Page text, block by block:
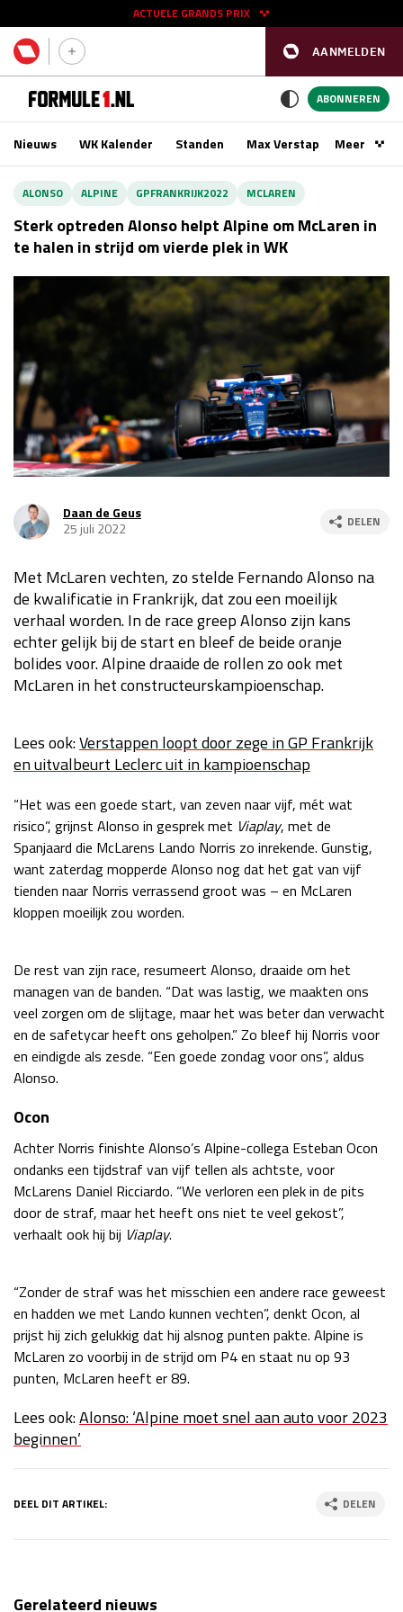
AANMELDEN
ACTUELE GRANDS PRIX
11 - 13 sep
Race
zo 15:00 - 17:00
GP AZERBEIDZJAN 2026 24 - 26 sep
Kwalificatie
vr 14:00 - 15:00
Race
za 13:00 - 15:00
Kwalificatie
za 15:00 - 16:00
Race
zo 14:00 - 16:00
Kwalificatie
za 23:00 - 00:00
Race
zo 21:00 - 23:00
Kwalificatie
za 22:00 - 23:00
Race
zo 21:00 - 23:00
Kwalificatie
za 19:00 - 20:00
Race
zo 18:00 - 20:00
20 - 22 nov
Kwalificatie
za 05:00 - 06:00
Race
zo 05:00 - 07:00
Race
GP ABU DHABI 2026 04 - 06 dec
ABONNEREN
Nieuws WK Kalender Standen Max VerstappenMeer
ALONSO ALPINE GPFRANKRIJK2022 MCLAREN
Sterk optreden Alonso helpt Alpine om McLaren in
te halen in strijd om vierde plek in WK
Daan de Geus
25 juli 2022
DELEN
Met McLaren vechten, zo stelde Fernando Alonso na
de kwalificatie in Frankrijk, dat zou een moeilijk
verhaal worden. In de race greep Alonso zijn kans
echter gelijk bij de start en bleef de beide oranje
bolides voor. Alpine draaide de rollen zo ook met
McLaren in het constructeurskampioenschap.
Lees ook:Verstappen loopt door zege in GP Frankrijk
en uitvalbeurt Leclerc uit in kampioenschap
“Het was een goede start, van zeven naar vijf, mét wat
risico”, grijnst Alonso in gesprek met Viaplay, met de
Spanjaard die McLarens Lando Norris zo inrekende. Gunstig,
want zaterdag mopperde Alonso nog dat het gat van vijf
tienden naar Norris verrassend groot was – en McLaren
kloppen moeilijk zou worden.
De rest van zijn race, resumeert Alonso, draaide om het
managen van de banden. “Dat was lastig, we maakten ons
veel zorgen om de slijtage, maar het was beter dan verwacht
en de safetycar heeft ons geholpen.” Zo bleef hij Norris voor
en eindigde als zesde. “Een goede zondag voor ons”, aldus
Alonso.
Ocon
Achter Norris finishte Alonso’s Alpine-collega Esteban Ocon
ondanks een tijdstraf van vijf tellen als achtste, voor
McLarens Daniel Ricciardo. “We verloren een plek in de pits
door de straf, maar het heeft ons niet te veel gekost”,
verhaalt ook hij bij Viaplay.
“Zonder de straf was het misschien een andere race geweest
en hadden we met Lando kunnen vechten”, denkt Ocon, al
prijst hij zich gelukkig dat hij alsnog punten pakte. Alpine is
McLaren zo voorbij in de strijd om P4 en staat nu op 93
punten, McLaren heeft er 89.
Lees ook:Alonso: ‘Alpine moet snel aan auto voor 2023
beginnen’
DEEL DIT ARTIKEL: DELEN
Gerelateerd nieuws